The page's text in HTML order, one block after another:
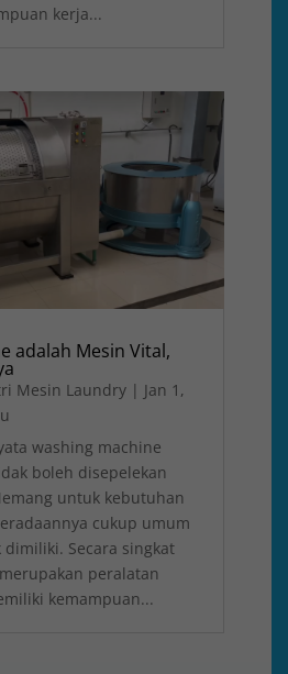
kerja...
adalah Mesin Vital,
Mesin Laundry | Jan 1,
washing machine
boleh disepelekan
untuk kebutuhan
cukup umum
Secara singkat
peralatan
kemampuan...